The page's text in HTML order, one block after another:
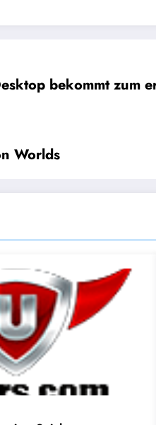
bekommt zum
Worlds